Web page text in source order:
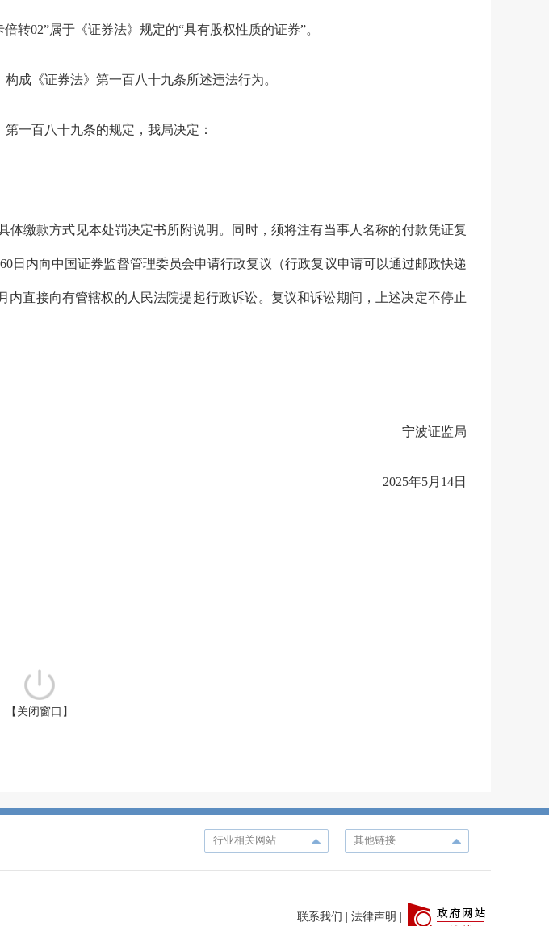
倍转02”属于《证券法》规定的“具有股权性质的证券”。
构成《证券法》第一百八十九条所述违法行为。
第一百八十九条的规定 ，我局决定：
体缴款方式见本处罚决定书所附说明。同时，须将注有当事人名称的付款凭证复
60日内向中国证券监督管理委员会申请行政复议（行政复议申请可以通过邮政快递
内直接向有管辖权的人民法院提起行政诉讼。复议和诉讼期间，上述决定不停止
宁波证监局
2025年5月 14日
【关闭窗口】
联系我们 法律声明